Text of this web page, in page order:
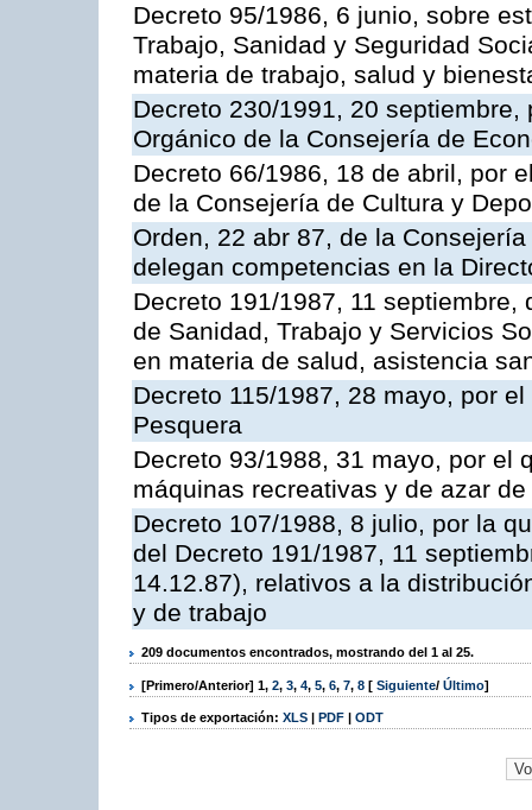
Decreto 95/1986, 6 junio, sobre
Trabajo, Sanidad y Seguridad
materia de trabajo, salud y
Decreto 230/1991, 20
Orgánico de la Consejería de
Decreto 66/1986, 18 de abril, por
de la Consejería de Cultura y
Orden, 22 abr 87, de la
delegan competencias en la
Decreto 191/1987, 11
de Sanidad, Trabajo y Servicios
en materia de salud, asistencia
Decreto 115/1987, 28 mayo, por
Pesquera
Decreto 93/1988, 31 mayo, por el
máquinas recreativas y de azar
Decreto 107/1988, 8 julio, por la
del Decreto 191/1987, 11
14.12.87), relativos a la
y de trabajo
209 documentos encontrados, mostrando del 1 al 25.
[Primero/Anterior] 1, 2, 3, 4, 5, 6, 7, 8 [ Siguiente/ Último]
Tipos de exportación: XLS | PDF | ODT